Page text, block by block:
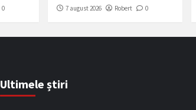
0 7 august 2026 Robert 0
Ultimele știri